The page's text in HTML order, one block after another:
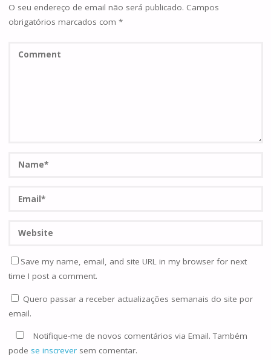
O seu endereço de email não será publicado. Campos
obrigatórios marcados com *
Save my name, email, and site URL in my browser for next
time I post a comment.
Quero passar a receber actualizações semanais do site por
email.
Notifique-me de novos comentários via Email. Também
pode se inscreversem comentar.